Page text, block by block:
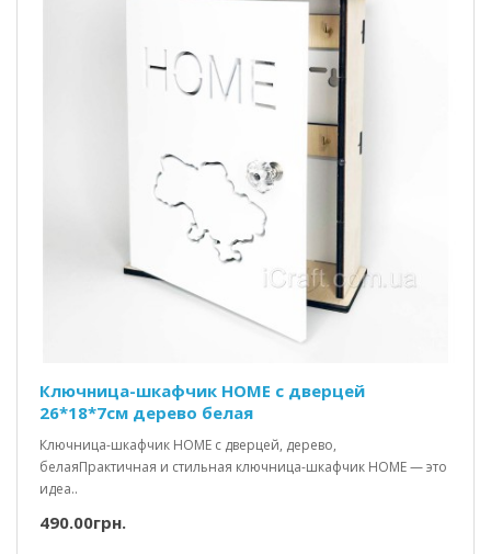
Ключница-шкафчик HOME c дверцей
26*18*7см дерево белая
Ключница-шкафчик HOME с дверцей, дерево,
белаяПрактичная и стильная ключница-шкафчик HOME — это
идеа..
490.00грн.